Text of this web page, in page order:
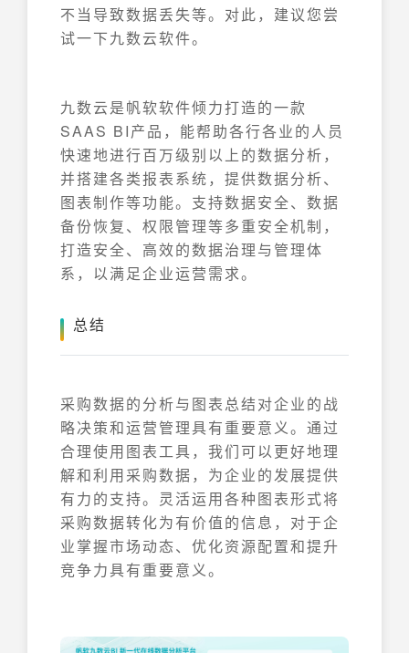
不当导致数据丢失等。对此，建议您尝
试一下九数云软件。
九数云是帆软软件倾力打造的一款
SAAS BI产品，能帮助各行各业的人员
快速地进行百万级别以上的数据分析，
并搭建各类报表系统，提供数据分析、
图表制作等功能。支持数据安全、数据
备份恢复、权限管理等多重安全机制，
打造安全、高效的数据治理与管理体
系，以满足企业运营需求。
总结
采购数据的分析与图表总结对企业的战
略决策和运营管理具有重要意义。通过
合理使用图表工具，我们可以更好地理
解和利用采购数据，为企业的发展提供
有力的支持。灵活运用各种图表形式将
采购数据转化为有价值的信息，对于企
业掌握市场动态、优化资源配置和提升
竞争力具有重要意义。